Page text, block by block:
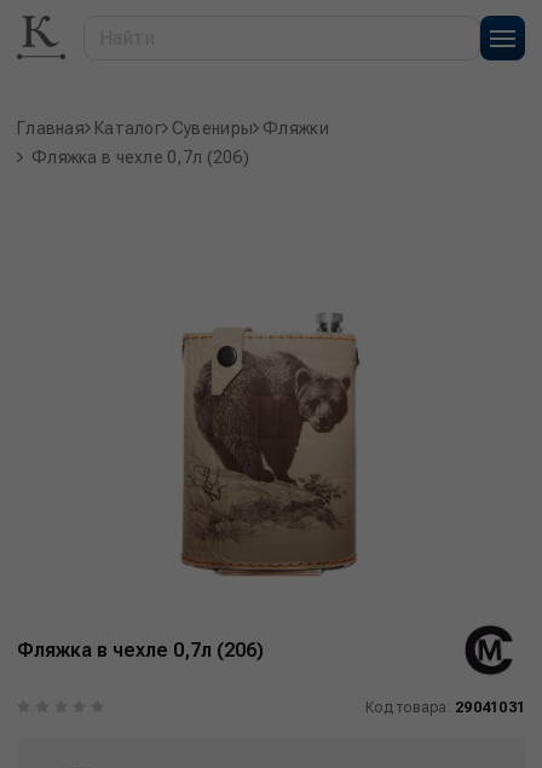
Главная Каталог Сувениры Фляжки
Фляжка в чехле 0,7л (206)
Фляжка в чехле 0,7л (206)
Код товара: 29041031